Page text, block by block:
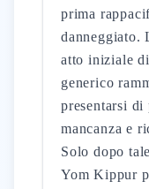
prima
danneggiato.
atto iniziale
generico
presentarsi di
mancanza e
Solo dopo
Yom Kippur